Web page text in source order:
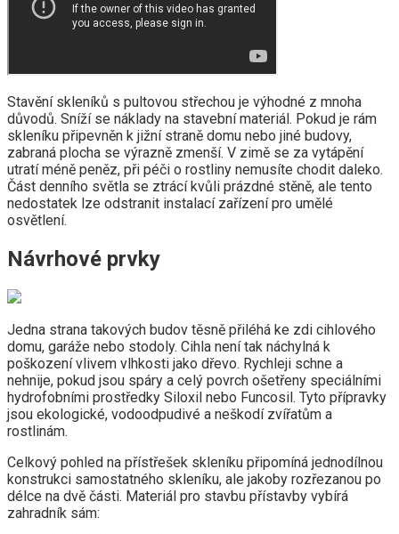
Stavění skleníků s pultovou střechou je výhodné z mnoha
důvodů. Sníží se náklady na stavební materiál. Pokud je rám
skleníku připevněn k jižní straně domu nebo jiné budovy,
zabraná plocha se výrazně zmenší. V zimě se za vytápění
utratí méně peněz, při péči o rostliny nemusíte chodit daleko.
Část denního světla se ztrácí kvůli prázdné stěně, ale tento
nedostatek lze odstranit instalací zařízení pro umělé
osvětlení.
Návrhové prvky
Jedna strana takových budov těsně přiléhá ke zdi cihlového
domu, garáže nebo stodoly. Cihla není tak náchylná k
poškození vlivem vlhkosti jako dřevo. Rychleji schne a
nehnije, pokud jsou spáry a celý povrch ošetřeny speciálními
hydrofobními prostředky Siloxil nebo Funcosil. Tyto přípravky
jsou ekologické, vodoodpudivé a neškodí zvířatům a
rostlinám.
Celkový pohled na přístřešek skleníku připomíná jednodílnou
konstrukci samostatného skleníku, ale jakoby rozřezanou po
délce na dvě části. Materiál pro stavbu přístavby vybírá
zahradník sám: